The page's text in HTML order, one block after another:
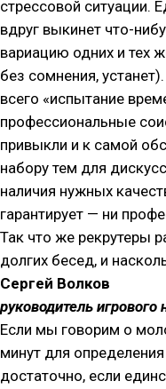
стрессовой ситуации.
вдруг выкинет что-
вариацию одних и тех
без сомнения,
всего «испытание
профессиональные
привыкли и к самой
набору тем для
наличия нужных
гарантирует — ни
Так что же рекрутеры
долгих бесед, и
Сергей Волков
руководитель
Если мы говорим о
минут для
достаточно, если